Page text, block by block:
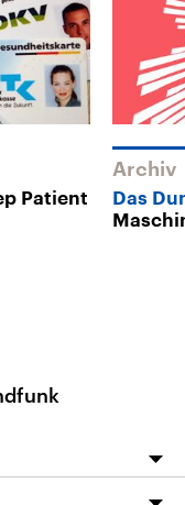
Patient
Archiv
Das